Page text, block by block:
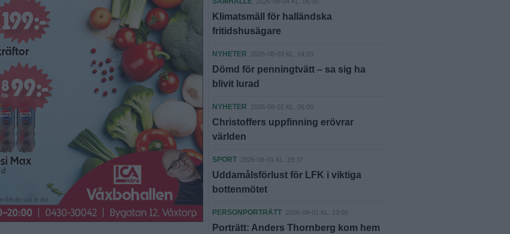
Klimatsmäll för halländska
fritidshusägare
NYHETER 2026-08-03 KL. 14:03
Dömd för penningtvätt – sa sig ha
blivit lurad
NYHETER 2026-08-02 KL. 06:00
Christoffers uppfinning erövrar
världen
SPORT 2026-08-01 KL. 19:37
Uddamålsförlust för LFK i viktiga
bottenmötet
PERSONPORTRÄTT 2026-08-01 KL. 13:00
Porträtt: Anders Thornberg kom hem